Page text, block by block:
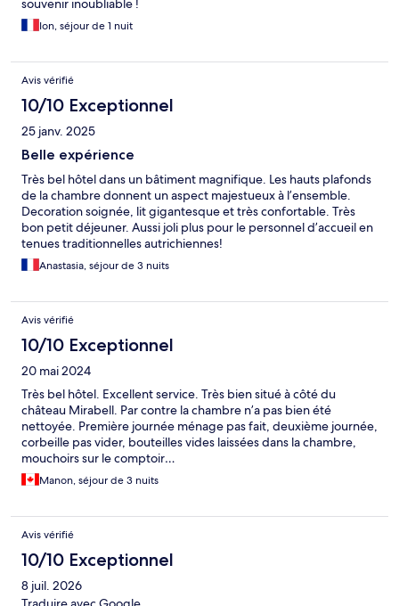
souvenir inoubliable !
Ion, séjour de 1 nuit
Avis vérifié
10/10 Exceptionnel
25 janv. 2025
Belle expérience
Très bel hôtel dans un bâtiment magnifique. Les hauts plafonds
de la chambre donnent un aspect majestueux à l’ensemble.
Decoration soignée, lit gigantesque et très confortable. Très
bon petit déjeuner. Aussi joli plus pour le personnel d’accueil en
tenues traditionnelles autrichiennes!
Anastasia, séjour de 3 nuits
Avis vérifié
10/10 Exceptionnel
20 mai 2024
Très bel hôtel. Excellent service. Très bien situé à côté du
château Mirabell. Par contre la chambre n’a pas bien été
nettoyée. Première journée ménage pas fait, deuxième journée,
corbeille pas vider, bouteilles vides laissées dans la chambre,
mouchoirs sur le comptoir…
Manon, séjour de 3 nuits
Avis vérifié
10/10 Exceptionnel
8 juil. 2026